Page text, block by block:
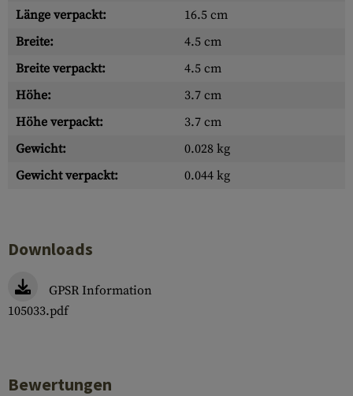
Länge verpackt:
16.5 cm
Breite:
4.5 cm
Breite verpackt:
4.5 cm
Höhe:
3.7 cm
Höhe verpackt:
3.7 cm
Gewicht:
0.028 kg
Gewicht verpackt:
0.044 kg
Downloads
GPSR Information
105033.pdf
Bewertungen